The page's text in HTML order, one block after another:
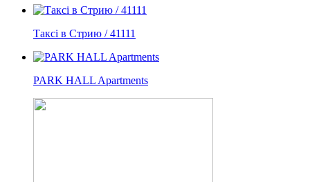
Таксі в Стрию / 41111
PARK HALL Apartments